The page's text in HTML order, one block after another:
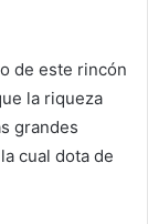
de este rincón
la riqueza
grandes
cual dota de